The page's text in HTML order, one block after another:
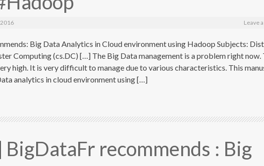
Leave
Big Data Analytics in Cloud environment using Hadoop Subjects:
Computing (cs.DC) […] The Big Data management is a problem right now.
high. It is very difficult to manage due to various characteristics. This
analytics in cloud environment using […]
recommends : Big